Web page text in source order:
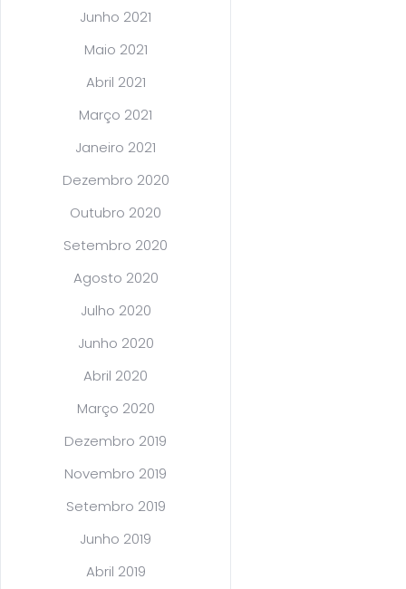
Junho 2021
Maio 2021
Abril 2021
Março 2021
Janeiro 2021
Dezembro 2020
Outubro 2020
Setembro 2020
Agosto 2020
Julho 2020
Junho 2020
Abril 2020
Março 2020
Dezembro 2019
Novembro 2019
Setembro 2019
Junho 2019
Abril 2019